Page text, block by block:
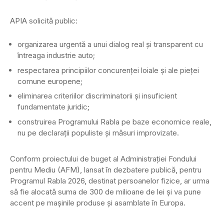
APIA solicită public:
organizarea urgentă a unui dialog real și transparent cu
întreaga industrie auto;
respectarea principiilor concurenței loiale și ale pieței
comune europene;
eliminarea criteriilor discriminatorii și insuficient
fundamentate juridic;
construirea Programului Rabla pe baze economice reale,
nu pe declarații populiste și măsuri improvizate.
Conform proiectului de buget al Administrației Fondului
pentru Mediu (AFM), lansat în dezbatere publică, pentru
Programul Rabla 2026, destinat persoanelor fizice, ar urma
să fie alocată suma de 300 de milioane de lei și va pune
accent pe mașinile produse și asamblate în Europa.